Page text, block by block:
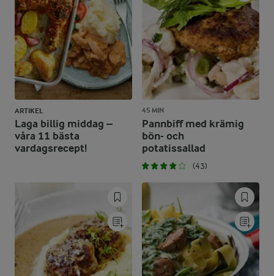
ARTIKEL
Laga billig middag –
våra 11 bästa
vardagsrecept!
45 MIN
Pannbiff med krämig
bön- och
potatissallad
(43)